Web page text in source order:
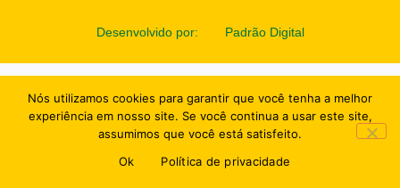
Desenvolvido por: Padrão Digital
Nós utilizamos cookies para garantir que você tenha a melhor
experiência em nosso site. Se você continua a usar este site,
assumimos que você está satisfeito.
Ok
Política de privacidade